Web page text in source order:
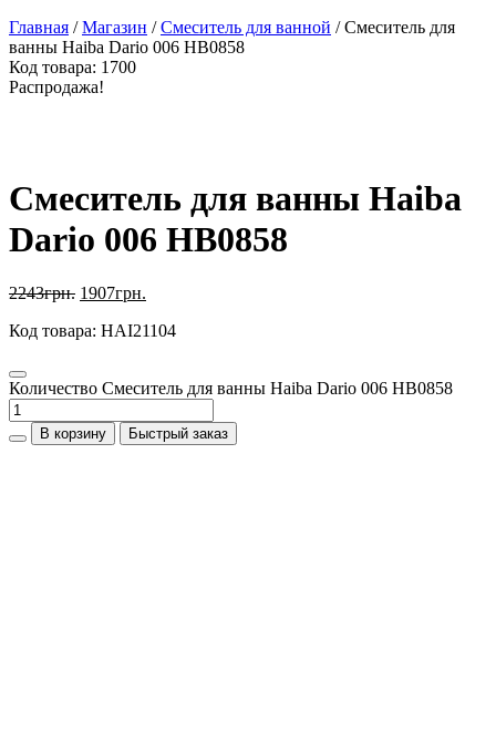
Главная /Магазин /Смеситель для ванной / Смеситель для
ванны Haiba Dario 006 HB0858
Код товара: 1700
Распродажа!
Смеситель для ванны Haiba
Dario 006 HB0858
2243грн. 1907грн.
Код товара: HAI21104
Количество Смеситель для ванны Haiba Dario 006 HB0858
В корзину Быстрый заказ